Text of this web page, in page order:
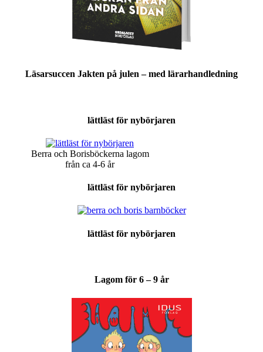
Läsarsuccen Jakten på julen – med lärarhandledning
lättläst för nybörjaren
Berra och Borisböckerna lagom
från ca 4-6 år
lättläst för nybörjaren
lättläst för nybörjaren
Lagom för 6 – 9 år